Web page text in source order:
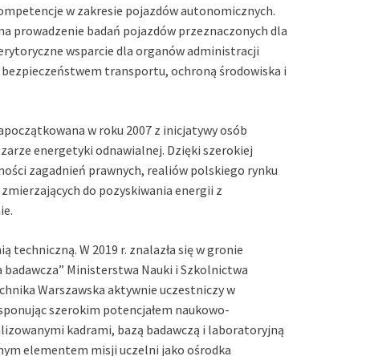
w zakresie pojazdów autonomicznych.
prowadzenie badań pojazdów przeznaczonych dla
wsparcie dla organów administracji
transportu, ochroną środowiska i
w roku 2007 z inicjatywy osób
energetyki odnawialnej. Dzięki szerokiej
zagadnień prawnych, realiów polskiego rynku
do pozyskiwania energii z
techniczną. W 2019 r. znalazła się w gronie
Ministerstwa Nauki i Szkolnictwa
Warszawska aktywnie uczestniczy w
szerokim potencjałem naukowo-
kadrami, bazą badawczą i laboratoryjną
elementem misji uczelni jako ośrodka